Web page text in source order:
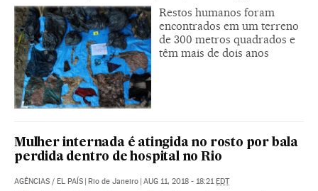
Restos humanos foram
encontrados em um terreno
de 300 metros quadrados e
têm mais de dois anos
Mulher internada é atingida no rosto por bala
perdida dentro de hospital no Rio
AGÊNCIAS / EL PAÍS | Rio de Janeiro | AUG 11, 2018 - 18:21EDT